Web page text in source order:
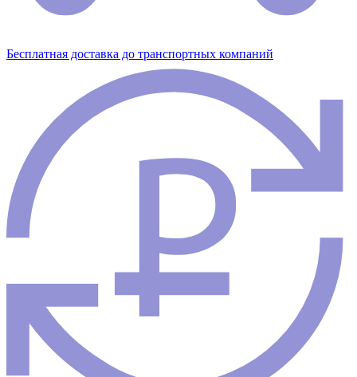
Бесплатная доставка до транспортных компаний